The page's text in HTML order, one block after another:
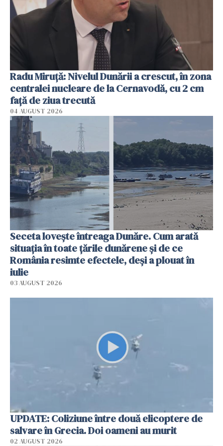
Radu Miruţă: Nivelul Dunării a crescut, în zona
centralei nucleare de la Cernavodă, cu 2 cm
faţă de ziua trecută
04 AUGUST 2026
Seceta lovește întreaga Dunăre. Cum arată
situația în toate țările dunărene și de ce
România resimte efectele, deși a plouat în
iulie
03 AUGUST 2026
UPDATE: Coliziune între două elicoptere de
salvare în Grecia. Doi oameni au murit
02 AUGUST 2026